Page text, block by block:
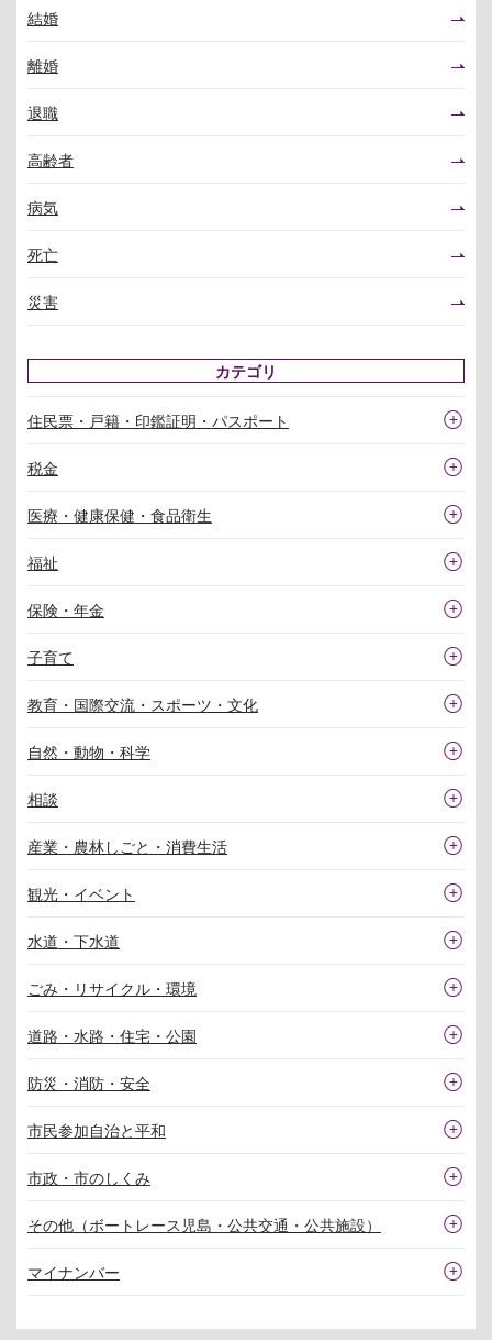
結婚
離婚
退職
高齢者
病気
死亡
災害
カテゴリ
住民票・戸籍・印鑑証明・パスポート
税金
医療・健康保健・食品衛生
福祉
保険・年金
子育て
教育・国際交流・スポーツ・文化
自然・動物・科学
相談
産業・農林しごと・消費生活
観光・イベント
水道・下水道
ごみ・リサイクル・環境
道路・水路・住宅・公園
防災・消防・安全
市民参加自治と平和
市政・市のしくみ
その他（ボートレース児島・公共交通・公共施設）
マイナンバー